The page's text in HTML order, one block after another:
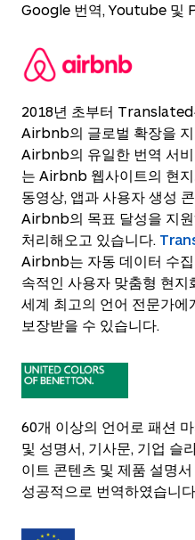
Google 번역, Youtube 및
2018년 초부터 Translated
Airbnb의 글로벌 확장을
Airbnb의 유일한 번역 서
는 Airbnb 웹사이트의 현
동영상, 앱과 사용자 생성
Airbnb의 목표 달성을 지
처리해오고 있습니다.
Airbnb는 자동 데이터 수
속적인 사용자 맞춤형 현지
세계 최고의 언어 전문가
보장받을 수 있습니다.
60개 이상의 언어로 패션
및 성명서, 기사문, 기업 슬
이트 콘텐츠 및 제품 설명
성공적으로 번역하였습니